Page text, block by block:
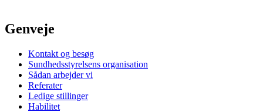
Genveje
Kontakt og besøg
Sundhedsstyrelsens organisation
Sådan arbejder vi
Referater
Ledige stillinger
Habilitet